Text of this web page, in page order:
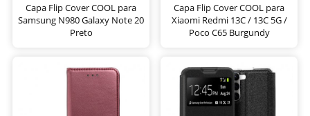
Capa Flip Cover COOL para
Samsung N980 Galaxy Note 20
Preto
Capa Flip Cover COOL para
Xiaomi Redmi 13C / 13C 5G /
Poco C65 Burgundy